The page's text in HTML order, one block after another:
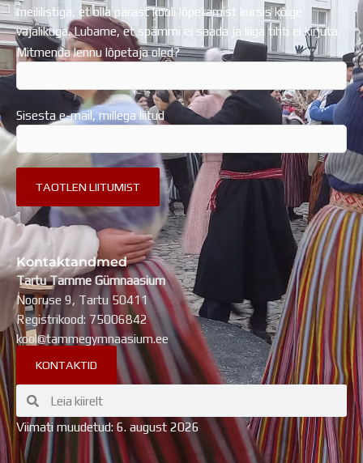
meililistiga, et olla pärast kooli lõpetamist kursis kõige
vajalikuga. Lubame, et spämmi ei saada ja liiga tihti ei kirjuta.
Mitmenda lennu lõpetaja oled?
Sisesta e-mail, millega liitud
Kontaktandmed
Tartu Tamme Gümnaasium
Nooruse 9, Tartu 50411
Registrikood: 75006842
kool@tammegymnaasium.ee
KONTAKTID
Search
Viimati muudetud: 6. august 2026